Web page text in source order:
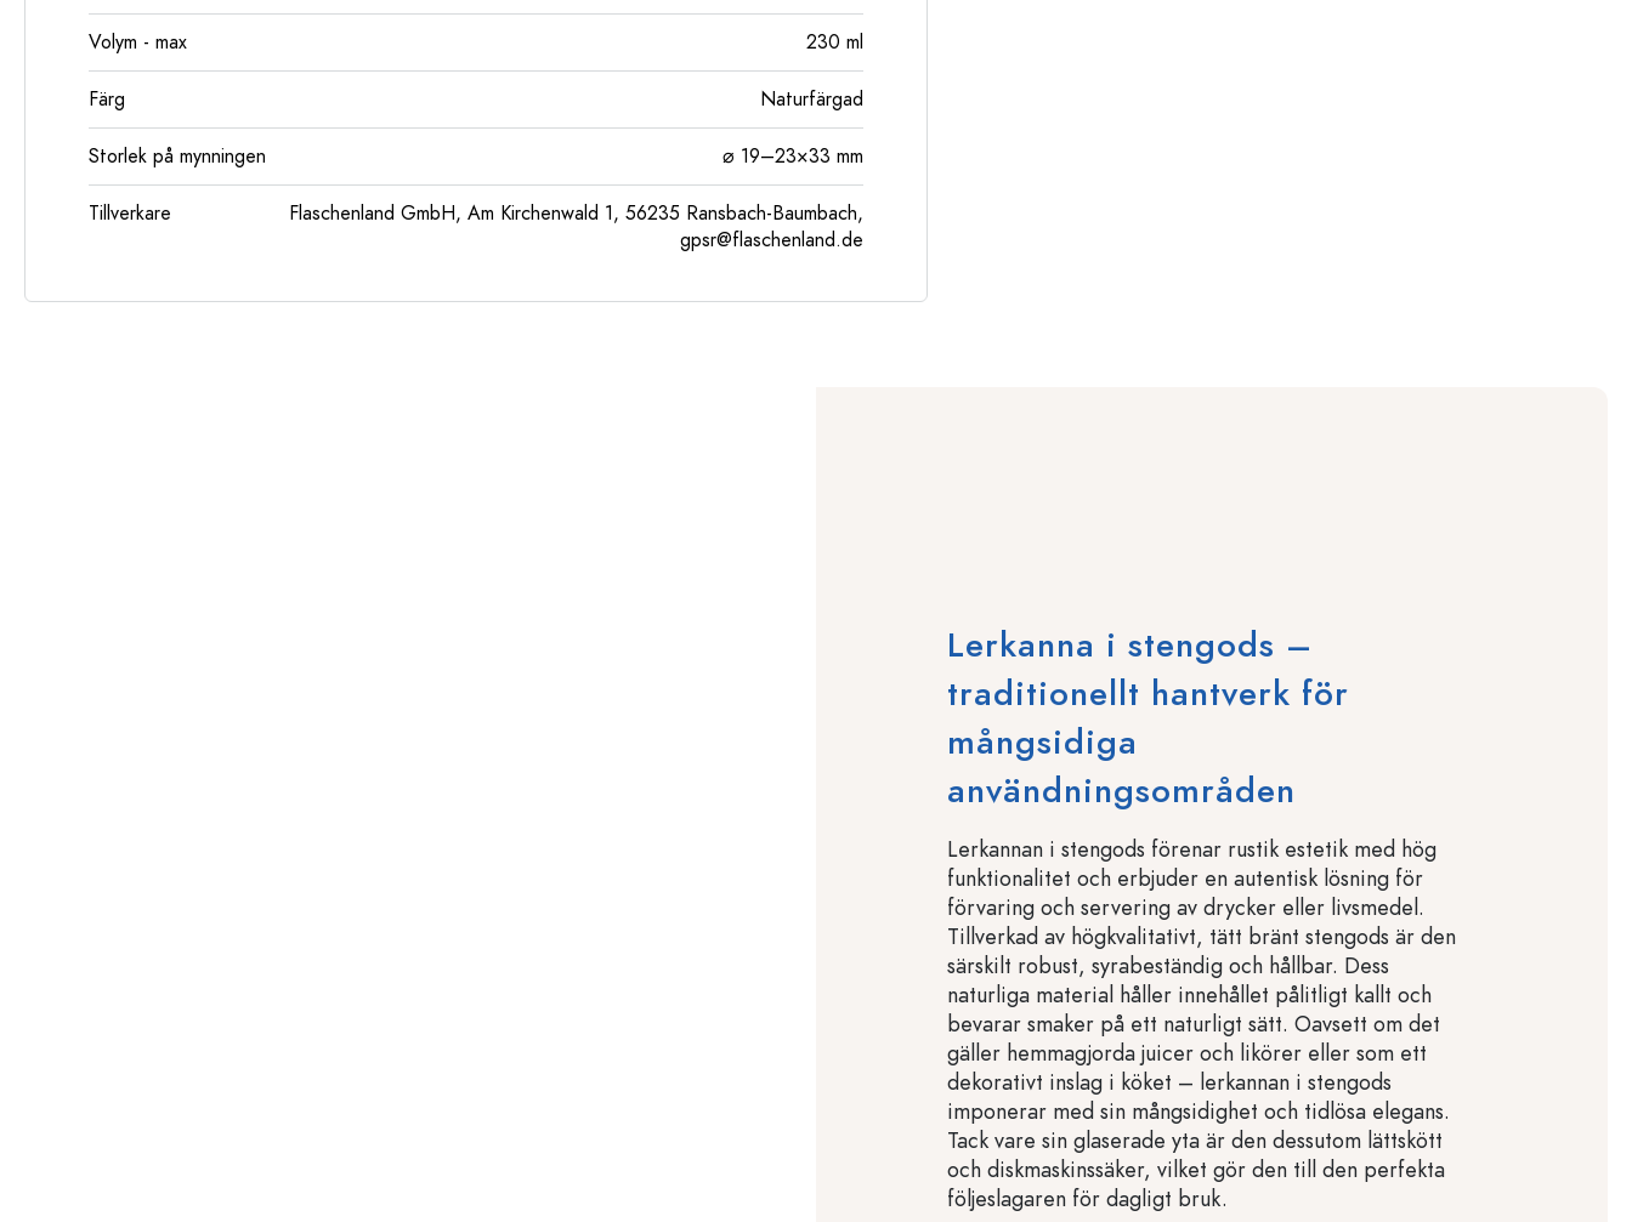
Volym - max 230 ml
Färg Naturfärgad
Storlek på mynningen ⌀ 19–23×33 mm
Tillverkare
Flaschenland GmbH, Am Kirchenwald 1, 56235 Ransbach-Baumbach,
gpsr@flaschenland.de
Lerkanna i stengods –
traditionellt hantverk för
mångsidiga
användningsområden
Lerkannan i stengods förenar rustik estetik med hög
funktionalitet och erbjuder en autentisk lösning för
förvaring och servering av drycker eller livsmedel.
Tillverkad av högkvalitativt, tätt bränt stengods är den
särskilt robust, syrabeständig och hållbar. Dess
naturliga material håller innehållet pålitligt kallt och
bevarar smaker på ett naturligt sätt. Oavsett om det
gäller hemmagjorda juicer och likörer eller som ett
dekorativt inslag i köket – lerkannan i stengods
imponerar med sin mångsidighet och tidlösa elegans.
Tack vare sin glaserade yta är den dessutom lättskött
och diskmaskinssäker, vilket gör den till den perfekta
följeslagaren för dagligt bruk.